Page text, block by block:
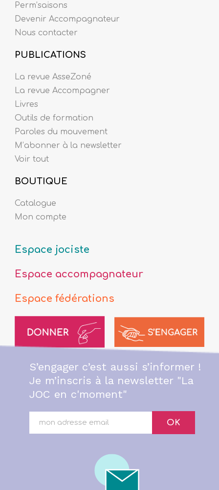
Perm’saisons
Devenir Accompagnateur
Nous contacter
PUBLICATIONS
La revue AsseZoné
La revue Accompagner
Livres
Outils de formation
Paroles du mouvement
M’abonner à la newsletter
Voir tout
BOUTIQUE
Catalogue
Mon compte
Espace jociste
Espace accompagnateur
Espace fédérations
S’engager c’est aussi s’informer !
Je m’inscris à la newsletter "La
JOC en c'moment"
OK